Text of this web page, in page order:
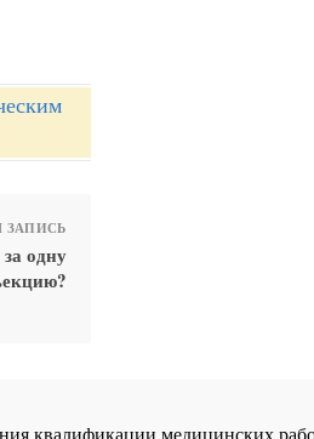
одну
квалификации медицинских